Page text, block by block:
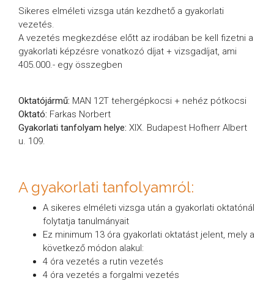
Sikeres elméleti vizsga után kezdhető a gyakorlati
vezetés.
A vezetés megkezdése előtt az irodában be kell fizetni a
gyakorlati képzésre vonatkozó díjat + vizsgadíjat, ami
405.000.- egy összegben
Oktatójármű: MAN 12T tehergépkocsi + nehéz pótkocsi
Oktató: Farkas Norbert
Gyakorlati tanfolyam helye: XIX. Budapest Hofherr Albert
u. 109.
A gyakorlati tanfolyamról:
A sikeres elméleti vizsga után a gyakorlati oktatónál
folytatja tanulmányait
Ez minimum 13 óra gyakorlati oktatást jelent, mely a
következő módon alakul:
4 óra vezetés a rutin vezetés
4 óra vezetés a forgalmi vezetés